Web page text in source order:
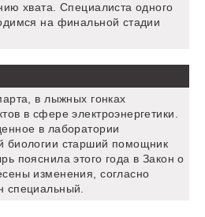
хвата. Специалиста одного
на финальной стадии
в лыжных гонках
в сфере электроэнергетики.
в лаборатории
биологии старший помощник
пояснила этого года в Закон о
изменения, согласно
специальный.